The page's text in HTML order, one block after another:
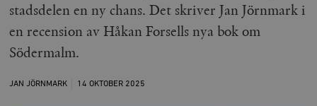
stadsdelen en ny chans. Det skriver Jan Jörnmark i
en recension av Håkan Forsells nya bok om
Södermalm.
JAN JÖRNMARK 14 OKTOBER 2025